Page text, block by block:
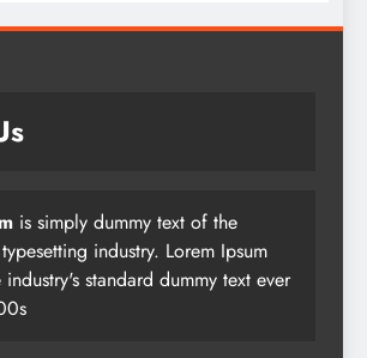
is simply dummy text of the
industry. Lorem Ipsum
industry's standard dummy text ever